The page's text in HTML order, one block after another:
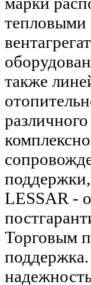
тепловыми
также
LESSAR -
Торговым